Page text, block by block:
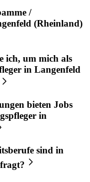
/
(Rheinland)
ich, um mich als
in Langenfeld
bieten Jobs
in
sind in